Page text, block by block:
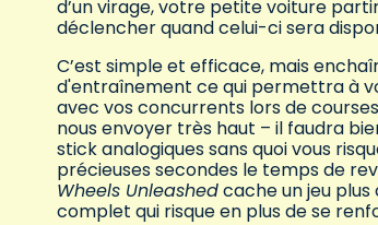
d’un virage, votre petite voiture
déclencher quand celui-ci sera
C’est simple et efficace, mais
d'entraînement ce qui permettra à
avec vos concurrents lors de
nous envoyer très haut – il faudra
stick analogiques sans quoi vous
précieuses secondes le temps de
Wheels Unleashedcache un jeu
complet qui risque en plus de se